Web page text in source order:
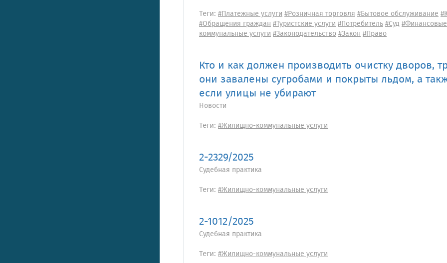
Теги: #Платежные услуги#Розничная торговля#Бытовое обслуживание
#Обращения граждан#Туристские услуги#Потребитель#Суд
коммунальные услуги#Законодательство#Закон#Право
Кто и как должен производить очистку дворов,
они завалены сугробами и покрыты льдом, а
если улицы не убирают
Новости
Теги: #Жилищно-коммунальные услуги
2-2329/2025
Судебная практика
Теги: #Жилищно-коммунальные услуги
2-1012/2025
Судебная практика
Теги: #Жилищно-коммунальные услуги